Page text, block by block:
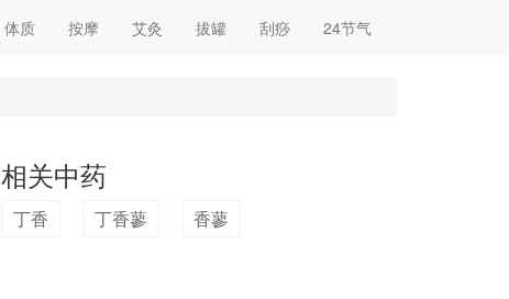
体质 按摩 艾灸 拔罐 刮痧 24节气
相关中药
丁香 丁香蓼 香蓼